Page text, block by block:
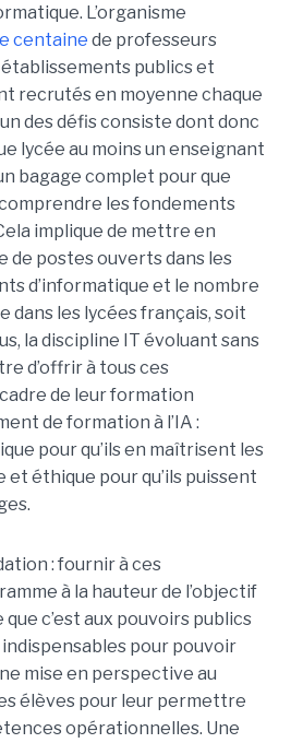
L’organisme
centaine de professeurs
publics et
recrutés en moyenne chaque
des défis consiste dont donc
lycée au moins un enseignant
bagage complet pour que
les fondements
implique de mettre en
de postes ouverts dans les
d’informatique et le nombre
dans les lycées français, soit
la discipline IT évoluant sans
d’offrir à tous ces
de leur formation
de formation à l’IA :
pour qu’ils en maîtrisent les
éthique pour qu’ils puissent
: fournir à ces
à la hauteur de l’objectif
c’est aux pouvoirs publics
indispensables pour pouvoir
mise en perspective au
élèves pour leur permettre
opérationnelles. Une